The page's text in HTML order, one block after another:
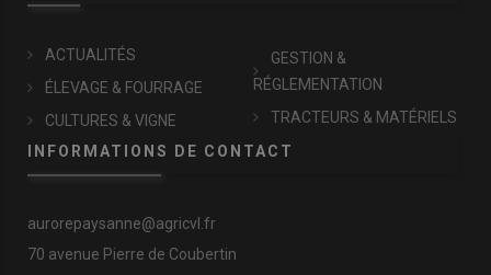
ACTUALITÉS
ÉLEVAGE & FOURRAGE
CULTURES & VIGNE
GESTION &
RÉGLEMENTATION
TRACTEURS & MATÉRIELS
INFORMATIONS DE CONTACT
aurorepaysanne@agricvl.fr
70 avenue Pierre de Coubertin